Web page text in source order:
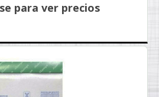
para ver precios